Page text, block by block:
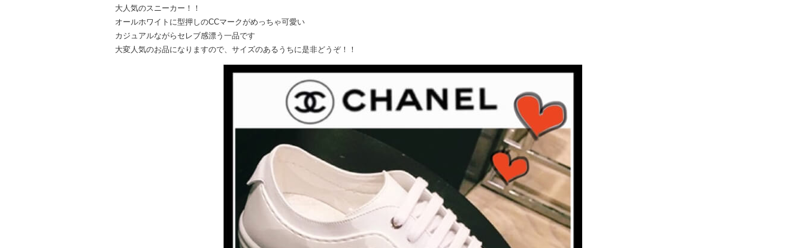
大人気のスニーカー！！
オールホワイトに型押しのCCマークがめっちゃ可愛い
カジュアルながらセレブ感漂う一品です
大変人気のお品になりますので、サイズのあるうちに是非どうぞ！！